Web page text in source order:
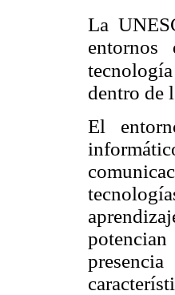
La
entornos
dentro de
El